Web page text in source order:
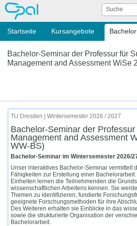
OPAL Suche
Startseite Kursangebote
Bachelor-Seminar der Professur für
Management and Assessment WiSe
TU Dresden | Wintersemester 2026 / 2027
Bachelor-Seminar der
Management and Assessment
WW-BS)
Bachelor-Seminar im Wintersemester 2026/
Unser interaktives Bachelor-Seminar vermittelt
Fähigkeiten zur Erstellung einer
Einheiten lernen die Teilnehmenden die
wissenschaftlichen Arbeitens kennen. Sie
Themen zu identifizieren, fundierte
geeignete Forschungsmethoden für ihre
Des Weiteren erhalten sie Einblicke in das
sowie die strukturierte Organisation der
Bachelorarbeit.